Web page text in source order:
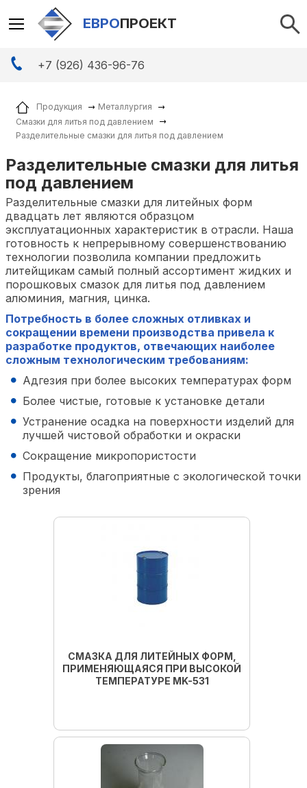
ЕВРОПРОЕКТ
+7 (926) 436-96-76
Продукция
Металлургия
Смазки для литья под давлением
Разделительные смазки для литья под давлением
Разделительные смазки для литья
под давлением
Разделительные смазки для литейных форм
двадцать лет являются образцом
эксплуатационных характеристик в отрасли. Наша
готовность к непрерывному совершенствованию
технологии позволила компании предложить
литейщикам самый полный ассортимент жидких и
порошковых смазок для литья под давлением
алюминия, магния, цинка.
Потребность в более сложных отливках и
сокращении времени производства привела к
разработке продуктов, отвечающих наиболее
сложным технологическим требованиям:
Адгезия при более высоких температурах форм
Более чистые, готовые к установке детали
Устранение осадка на поверхности изделий для
лучшей чистовой обработки и окраски
Сокращение микропористости
Продукты, благоприятные с экологической точки
зрения
Подробнее
СМАЗКА ДЛЯ ЛИТЕЙНЫХ ФОРМ,
ПРИМЕНЯЮЩАЯСЯ ПРИ ВЫСОКОЙ
ТЕМПЕРАТУРЕ MK-531